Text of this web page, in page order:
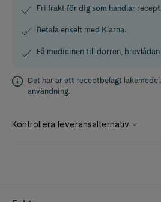
Fri frakt för dig som handlar recept.
Betala enkelt med Klarna.
Få medicinen till dörren,
Det här är ett receptbelagt
användning.